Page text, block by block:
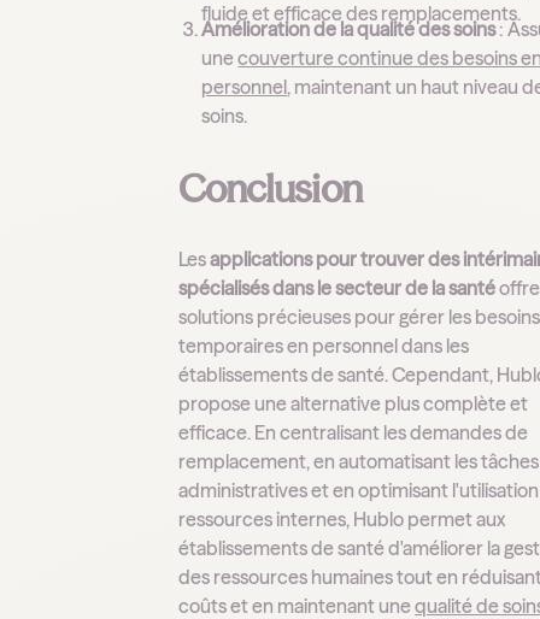
fluide et efficace des remplacements.
Amélioration de la qualité des soins:
unecouverture continue des besoins
personnel, maintenant un haut niveau
soins.
Conclusion
Lesapplications pour trouver des
spécialisés dans le secteur de la santé
solutions précieuses pour gérer les besoins
temporaires en personnel dans les
établissements de santé. Cependant,
propose une alternative plus complète et
efficace. En centralisant les demandes de
remplacement, en automatisant les tâches
administratives et en optimisant
ressources internes, Hublo permet aux
établissements de santé d'améliorer la
des ressources humaines tout en
coûts et en maintenant unequalité de